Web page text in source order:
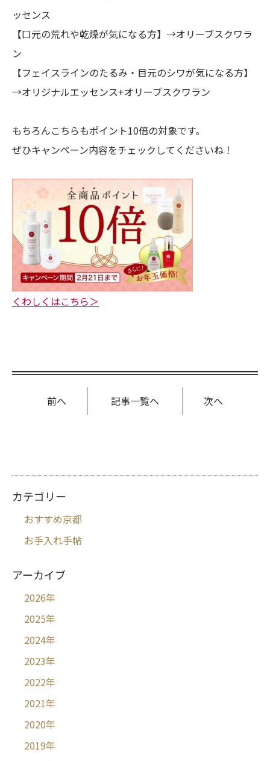
ッセンス
【口元の荒れや乾燥が気になる方】→オリーブスクワラ
ン
【フェイスラインのたるみ・目元のシワが気になる方】
→オリジナルエッセンス+オリーブスクワラン
もちろんこちらもポイント10倍の対象です。
ぜひキャンペーン内容をチェックしてくださいね！
くわしくはこちら＞
前へ 次へ
記事一覧へ
カテゴリー
おすすめ京都
お手入れ手帖
アーカイブ
2026年
2025年
2024年
2023年
2022年
2021年
2020年
2019年